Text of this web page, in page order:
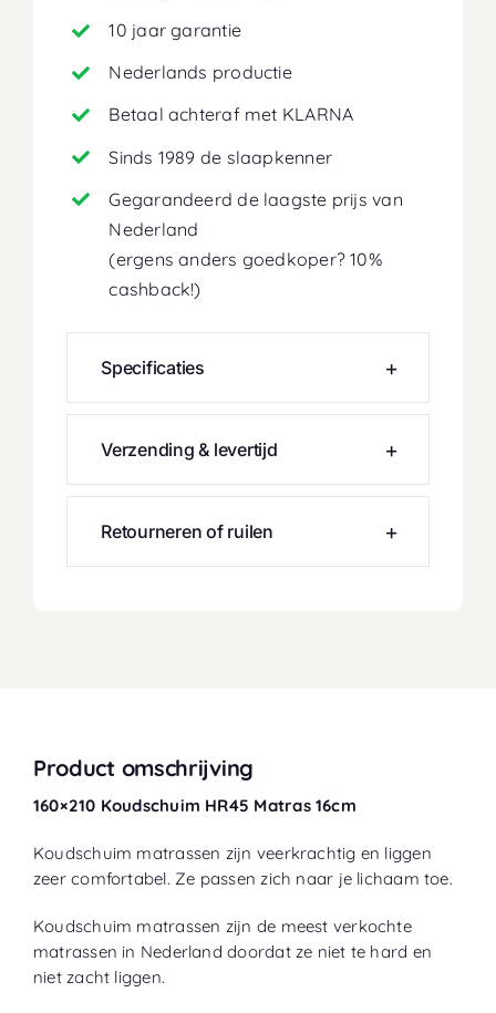
10 jaar garantie
Nederlands productie
Betaal achteraf met KLARNA
Sinds 1989 de slaapkenner
Gegarandeerd de laagste prijs van
Nederland
(ergens anders goedkoper? 10%
cashback!)
Specificaties
Verzending & levertijd
Retourneren of ruilen
Product omschrijving
160×210 Koudschuim HR45 Matras 16cm
Koudschuim matrassen zijn veerkrachtig en liggen
zeer comfortabel. Ze passen zich naar je lichaam toe.
Koudschuim matrassen zijn de meest verkochte
matrassen in Nederland doordat ze niet te hard en
niet zacht liggen.